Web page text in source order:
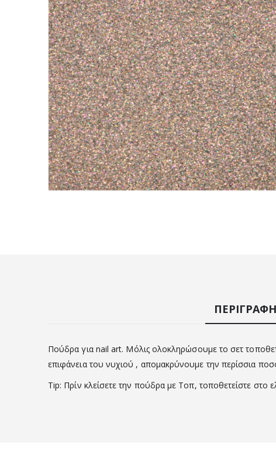
ΠΕΡΙΓΡΑΦΉ
Πούδρα για nail art. Μόλις ολοκληρώσουμε το σετ
επιφάνεια του νυχιού , απομακρύνουμε την περίσσια
Tip: Πρίν κλείσετε την πούδρα με Τοπ, τοποθετείστε στο